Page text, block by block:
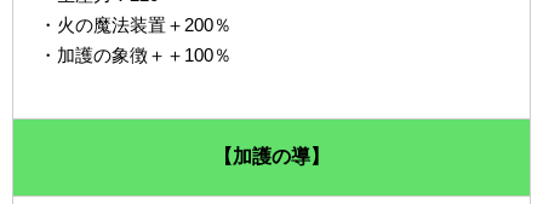
・火の魔法装置＋200％
・加護の象徴＋＋100％
【加護の導】